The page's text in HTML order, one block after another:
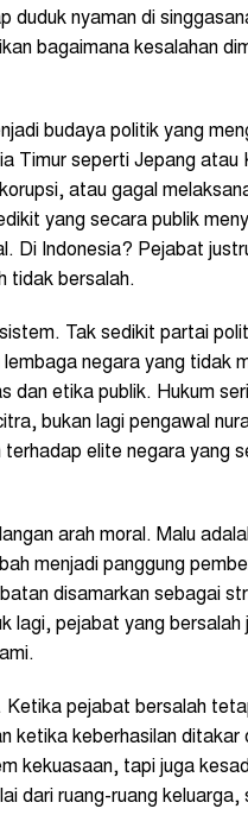
duduk nyaman di
bagaimana kesalahan
budaya politik yang
Timur seperti Jepang atau
atau gagal
yang secara publik
Di Indonesia? Pejabat
tidak bersalah.
Tak sedikit partai
negara yang tidak
dan etika publik. Hukum
bukan lagi pengawal
elite negara yang
arah moral. Malu
menjadi panggung
disamarkan sebagai
lagi, pejabat yang bersalah
Ketika pejabat bersalah
ketika keberhasilan ditakar
kekuasaan, tapi juga
dari ruang-ruang keluarga,